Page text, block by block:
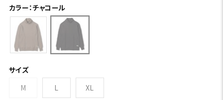
カラー：チャコール
サイズ
M
L XL